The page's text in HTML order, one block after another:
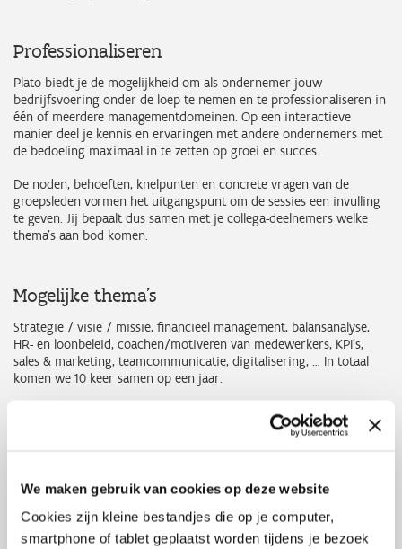
We maken gebruik van cookies op deze website
Cookies zijn kleine bestandjes die op je computer,
smartphone of tablet geplaatst worden tijdens je bezoek
Professionaliseren
Plato biedt je de mogelijkheid om als ondernemer jouw
bedrijfsvoering onder de loep te nemen en te professionaliseren in
één of meerdere managementdomeinen. Op een interactieve
manier deel je kennis en ervaringen met andere ondernemers met
de bedoeling maximaal in te zetten op groei en succes.
De noden, behoeften, knelpunten en concrete vragen van de
groepsleden vormen het uitgangspunt om de sessies een invulling
te geven. Jij bepaalt dus samen met je collega-deelnemers welke
thema’s aan bod komen.
Mogelijke thema’s
Strategie / visie / missie, financieel management, balansanalyse,
HR- en loonbeleid, coachen/motiveren van medewerkers, KPI’s,
sales & marketing, teamcommunicatie, digitalisering, … In totaal
komen we 10 keer samen op een jaar:
1 kick off waarop de data en thema’s bepaald worden
de groep te bepalen maar is +/- van 18u tot 21u. De sessies gaan
fysiek door bij de deelnemende bedrijven, we beogen een 15-tal
deelnemers.